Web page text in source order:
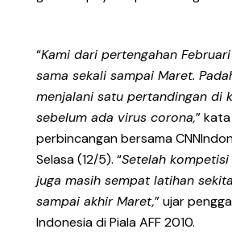
“Kami dari pertengahan
sama sekali sampai Maret.
menjalani satu pertandingan di
sebelum ada virus corona,”
perbincangan bersama
Selasa (12/5). “Setelah
juga masih sempat latihan
sampai akhir Maret,” ujar
Indonesia di Piala AFF 2010.